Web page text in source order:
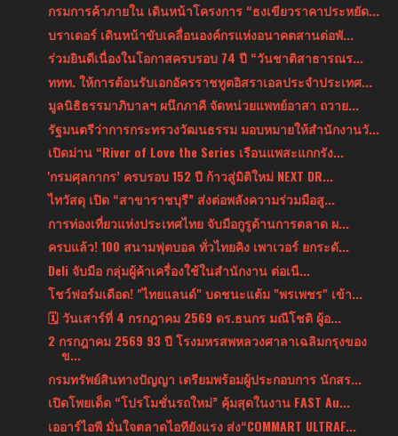
กรมการค้าภายใน เดินหน้าโครงการ “ธงเขียวราคาประหยัด...
บราเดอร์ เดินหน้าขับเคลื่อนองค์กรแห่งอนาคตสานต่อพั...
ร่วมยินดีเนื่องในโอกาสครบรอบ 74 ปี “วันชาติสาธารณร...
ททท. ให้การต้อนรับเอกอัครราชทูตอิสราเอลประจำประเทศ...
มูลนิธิธรรมาภิบาลฯ ผนึกภาคี จัดหน่วยแพทย์อาสา ถวาย...
รัฐมนตรีว่าการกระทรวงวัฒนธรรม มอบหมายให้สำนักงานวั...
เปิดม่าน “River of Love the Series เรือนแพสะแกกรัง...
'กรมศุลกากร’ ครบรอบ 152 ปี ก้าวสู่มิติใหม่ NEXT DR...
ไทวัสดุ เปิด “สาขาราชบุรี” ส่งต่อพลังความร่วมมือสู...
การท่องเที่ยวแห่งประเทศไทย จับมือกูรูด้านการตลาด ผ...
ครบแล้ว! 100 สนามฟุตบอล ทั่วไทยคิง เพาเวอร์ ยกระดั...
Deli จับมือ กลุ่มผู้ค้าเครื่องใช้ในสำนักงาน ต่อเนื...
โชว์ฟอร์มเดือด! "ไทยแลนด์" บดชนะแต้ม "พรเพชร" เข้า...
🗓 วันเสาร์ที่ 4 กรกฎาคม 2569 ดร.ธนกร มณีโชติ ผู้อ...
2 กรกฎาคม 2569 93 ปี โรงมหรสพหลวงศาลาเฉลิมกรุงของ
ข...
กรมทรัพย์สินทางปัญญา เตรียมพร้อมผู้ประกอบการ นักสร...
เปิดโพยเด็ด “โปรโมชั่นรถใหม่” คุ้มสุดในงาน FAST Au...
เออาร์ไอพี มั่นใจตลาดไอทียังแรง ส่ง“COMMART ULTRAF...